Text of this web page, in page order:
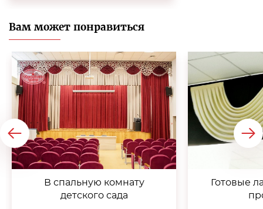
Вам может понравиться
В спальную комнату
детского сада
Готовые